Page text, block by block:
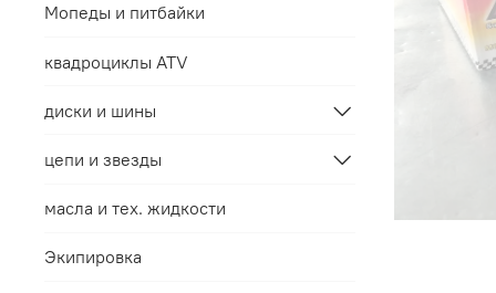
Мопеды и питбайки
квадроциклы ATV
диски и шины
цепи и звезды
масла и тех. жидкости
Экипировка